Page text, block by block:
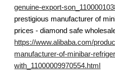
genuine-export-
prestigious manufacturer of
prices - diamond safe
https://www.alibaba.com/
manufacturer-of-minibar-
with_11000009970554.html